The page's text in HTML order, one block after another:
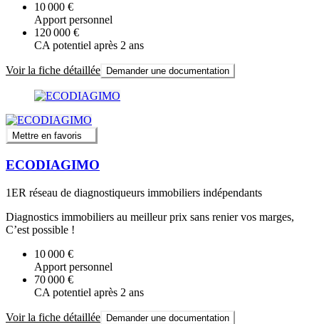
10 000 €
Apport personnel
120 000 €
CA potentiel après 2 ans
Voir la fiche détaillée Demander une documentation
Mettre en favoris
ECODIAGIMO
1ER réseau de diagnostiqueurs immobiliers indépendants
Diagnostics immobiliers au meilleur prix sans renier vos marges,
C’est possible !
10 000 €
Apport personnel
70 000 €
CA potentiel après 2 ans
Voir la fiche détaillée Demander une documentation